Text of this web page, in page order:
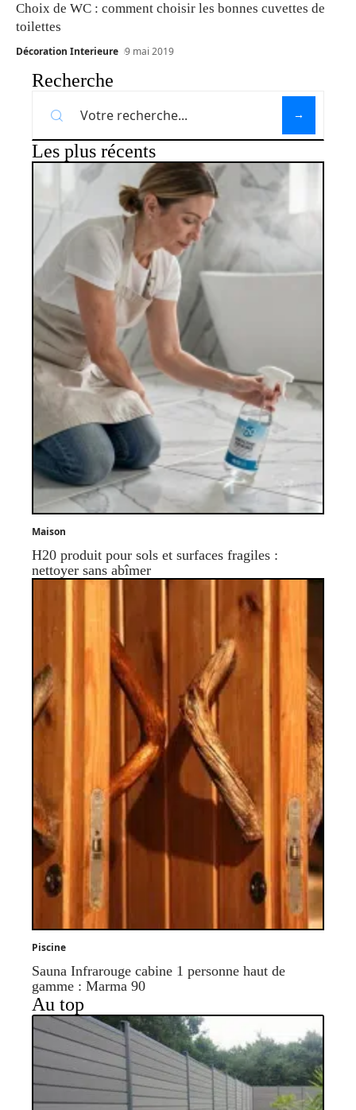
Choix de WC : comment choisir les bonnes cuvettes de
toilettes
Décoration Interieure 9 mai 2019
Recherche
Les plus récents
Maison
H20 produit pour sols et surfaces fragiles :
nettoyer sans abîmer
Piscine
Sauna Infrarouge cabine 1 personne haut de
gamme : Marma 90
Au top